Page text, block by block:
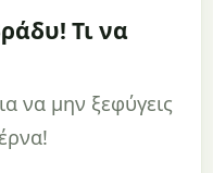
Τι να
να μην ξεφύγεις